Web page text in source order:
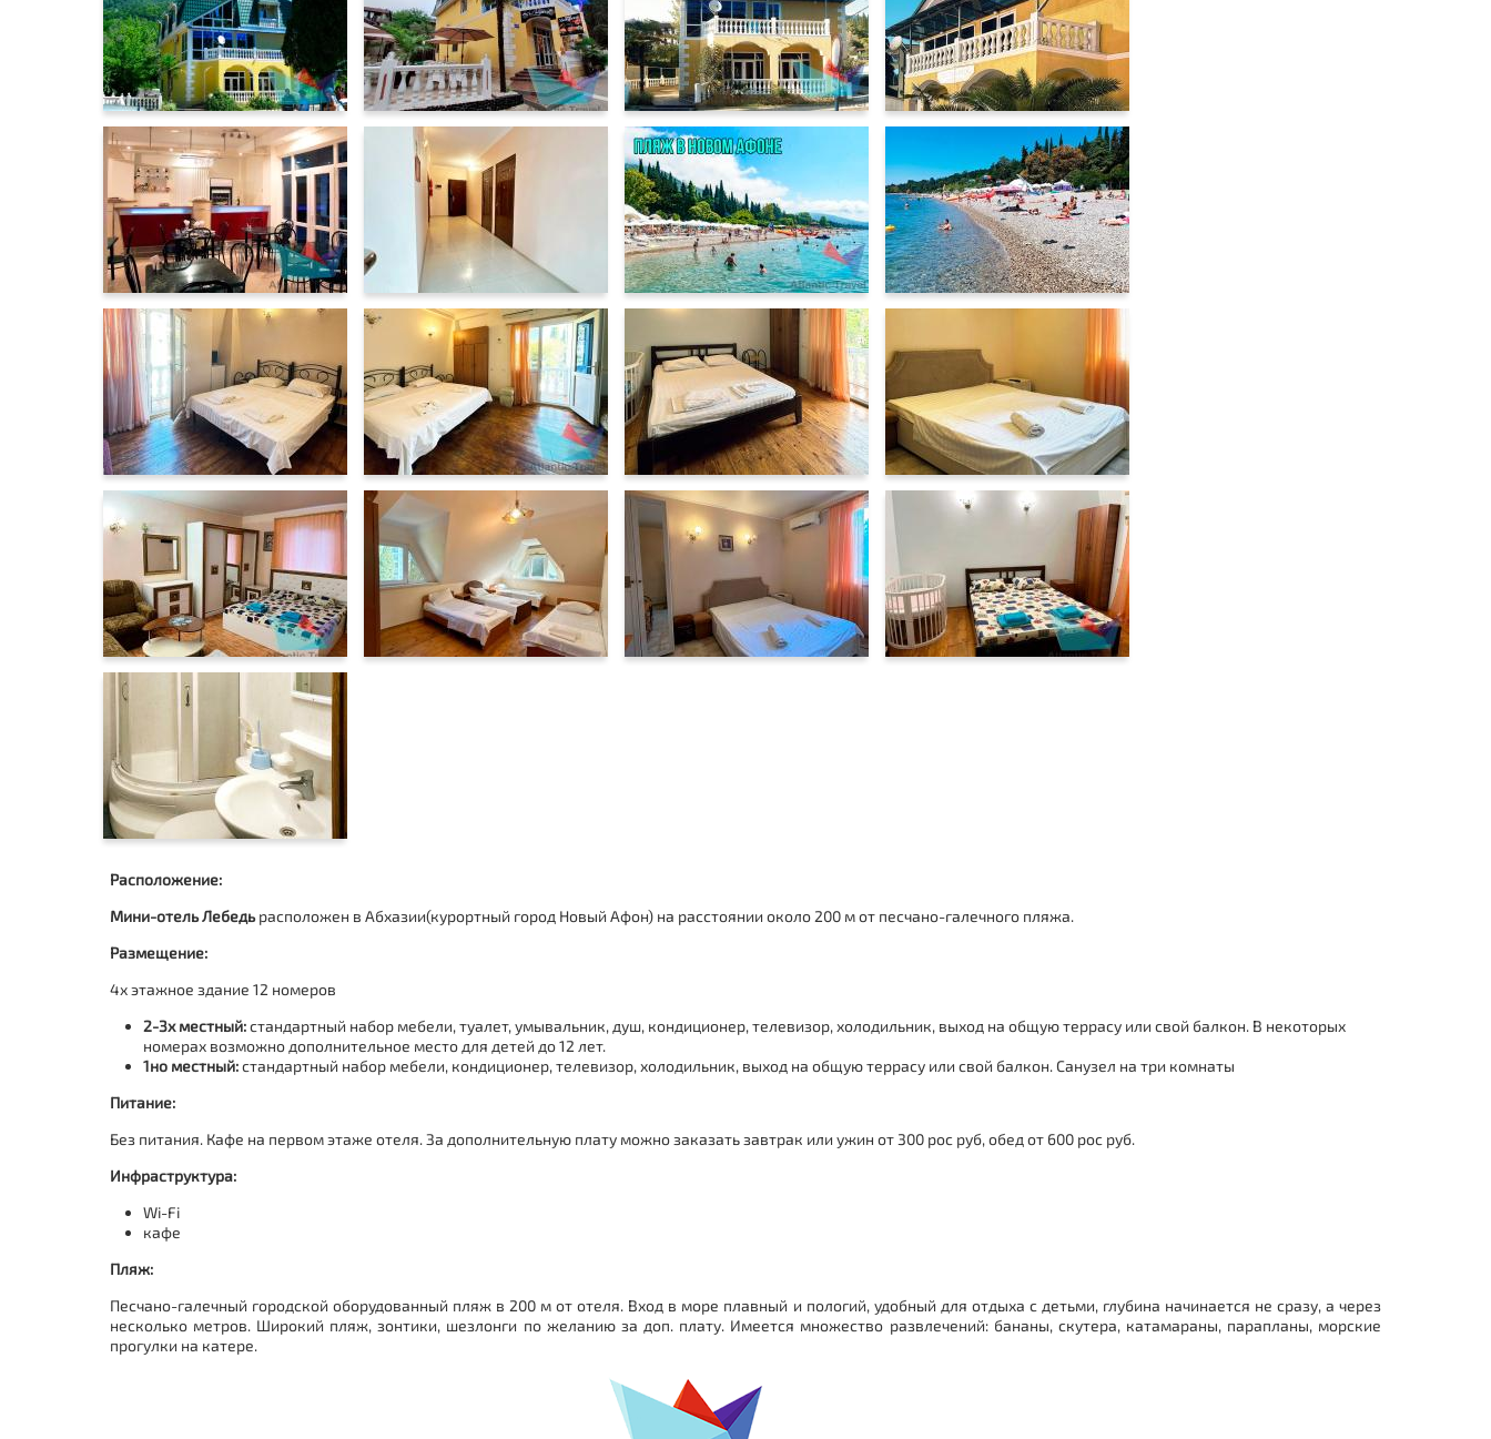
Расположение:
Мини-отель Лебедьрасположен в Абхазии(курортный город Новый Афон) на расстоянии около 200 м от песчано-галечного пляжа.
Размещение:
4х этажное здание 12 номеров
2-3х местный:стандартный набор мебели, туалет, умывальник, душ, кондиционер, телевизор, холодильник, выход на общую террасу или свой балкон. В некоторых
номерах возможно дополнительное место для детей до 12 лет.
1но местный:стандартный набор мебели, кондиционер, телевизор, холодильник, выход на общую террасу или свой балкон. Санузел на три комнаты
Питание:
Без питания. Кафе на первом этаже отеля. За дополнительную плату можно заказать завтрак или ужин от 300 рос руб, обед от 600 рос руб.
Инфраструктура:
Wi-Fi
кафе
Пляж:
Песчано-галечный городской оборудованный пляж в 200 м от отеля. Вход в море плавный и пологий, удобный для отдыха с детьми, глубина начинается не сразу, а через
несколько метров. Широкий пляж, зонтики, шезлонги по желанию за доп. плату. Имеется множество развлечений: бананы, скутера, катамараны, парапланы, морские
прогулки на катере.